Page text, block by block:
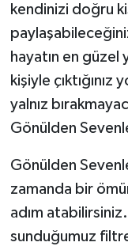
kendinizi doğru
hayatın en güzel
kişiyle
yalnız
Gönülden
Gönülden
zamanda bir
adım atabilirsiniz.
sunduğumuz